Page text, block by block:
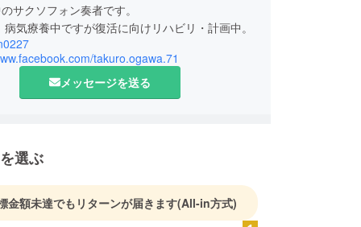
サクソフォン奏者です。
気療養中ですが復活に向けリハビリ・計画中。
takuro.ogawa.71
メッセージを送る
選ぶ
金額未達でもリターンが届きます(All-in方式)